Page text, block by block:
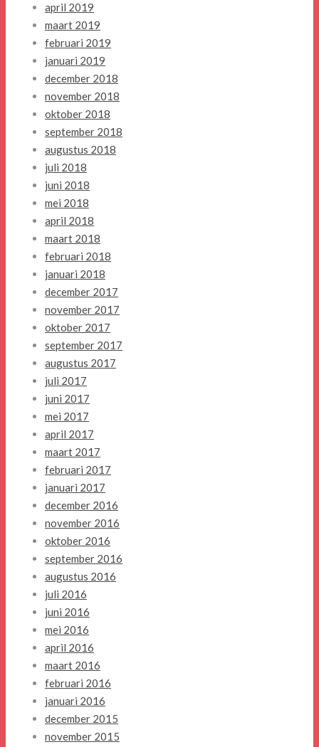
april 2019
maart 2019
februari 2019
januari 2019
december 2018
november 2018
oktober 2018
september 2018
augustus 2018
juli 2018
juni 2018
mei 2018
april 2018
maart 2018
februari 2018
januari 2018
december 2017
november 2017
oktober 2017
september 2017
augustus 2017
juli 2017
juni 2017
mei 2017
april 2017
maart 2017
februari 2017
januari 2017
december 2016
november 2016
oktober 2016
september 2016
augustus 2016
juli 2016
juni 2016
mei 2016
april 2016
maart 2016
februari 2016
januari 2016
december 2015
november 2015